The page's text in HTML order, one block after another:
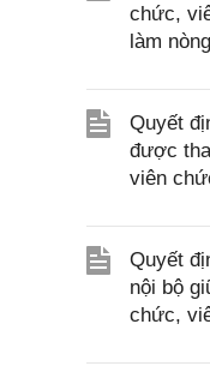
chức,
làm
Quyết
được
viên
Quyết
nội bộ
chức,